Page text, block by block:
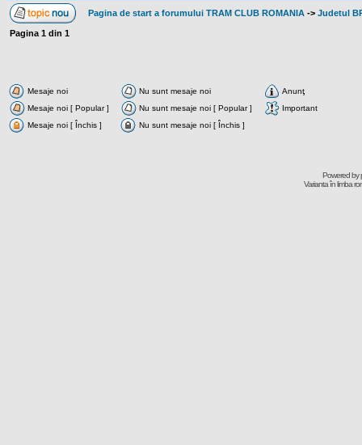
Pagina de start a forumului TRAM CLUB ROMANIA -> Judetul
Pagina 1 din 1
Mesaje noi Nu sunt mesaje noi
Anunţ
Mesaje noi [ Popular ]
Nu sunt mesaje noi [ Popular ]
Important
Mesaje noi [ Închis ]
Nu sunt mesaje noi [ Închis ]
Powered by
Varianta în limba